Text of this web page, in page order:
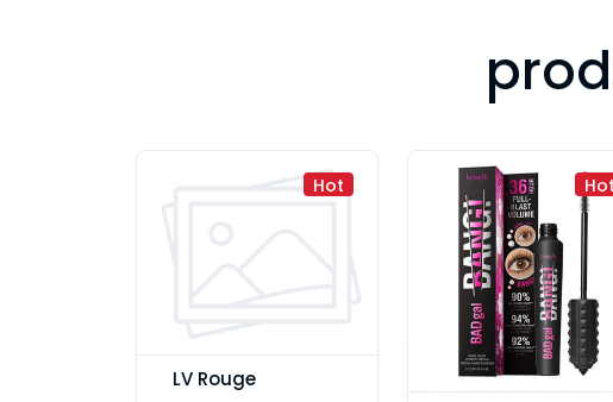
Hot
LV Rouge
Hot